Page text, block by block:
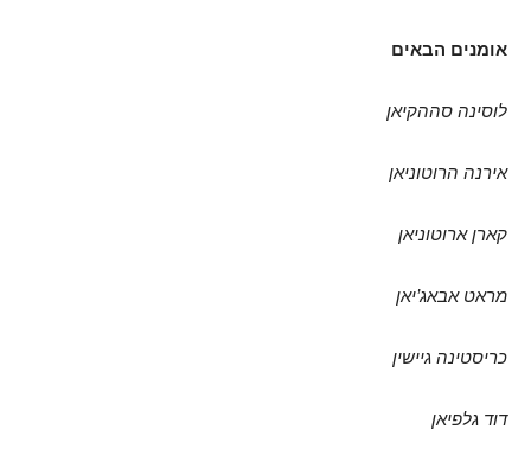
אומנים הבאים
לוסינה סההקיאן
אירנה הרוטוניאן
קארן ארוטוניאן
מראט אבאג’יאן
כריסטינה גיישין
דוד גלפיאן